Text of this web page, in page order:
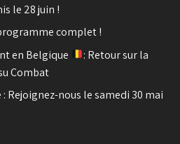
le 28 juin !
complet !
en Belgique
: Retour sur la
Combat
Rejoignez-nous le samedi 30 mai